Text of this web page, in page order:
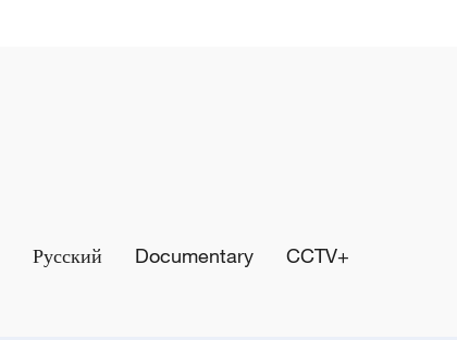
Русский Documentary CCTV+